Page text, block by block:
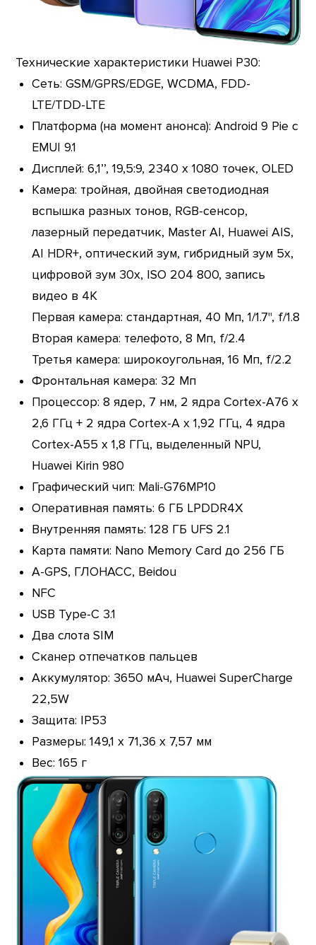
Технические характеристики Huawei P30:
Сеть: GSM/GPRS/EDGE, WCDMA, FDD-
LTE/TDD-LTE
Платформа (на момент анонса): Android 9 Pie с
EMUI 9.1
Дисплей: 6,1’’, 19,5:9, 2340 x 1080 точек, OLED
Камера: тройная, двойная светодиодная
вспышка разных тонов, RGB-сенсор,
лазерный передатчик, Master AI, Huawei AIS,
AI HDR+, оптический зум, гибридный зум 5х,
цифровой зум 30х, ISO 204 800, запись
видео в 4К
Первая камера: стандартная, 40 Мп, 1/1.7'', f/1.8
Вторая камера: телефото, 8 Мп, f/2.4
Третья камера: широкоугольная, 16 Мп, f/2.2
Фронтальная камера: 32 Мп
Процессор: 8 ядер, 7 нм, 2 ядра Cortex-A76 х
2,6 ГГц + 2 ядра Cortex-A х 1,92 ГГц, 4 ядра
Cortex-A55 x 1,8 ГГц, выделенный NPU,
Huawei Kirin 980
Графический чип: Mali-G76MP10
Оперативная память: 6 ГБ LPDDR4X
Внутренняя память: 128 ГБ UFS 2.1
Карта памяти: Nano Memory Card до 256 ГБ
A-GPS, ГЛОНАСС, Beidou
NFC
USB Type-C 3.1
Два слота SIM
Сканер отпечатков пальцев
Аккумулятор: 3650 мАч, Huawei SuperCharge
22,5W
Защита: IP53
Размеры: 149,1 х 71,36 х 7,57 мм
Вес: 165 г